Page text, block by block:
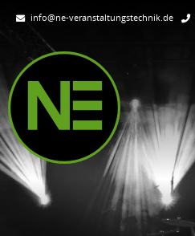
info@ne-veranstaltungstechnik.de